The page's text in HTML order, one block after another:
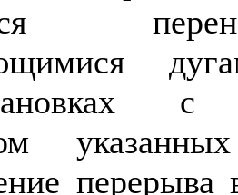
пере­рыва